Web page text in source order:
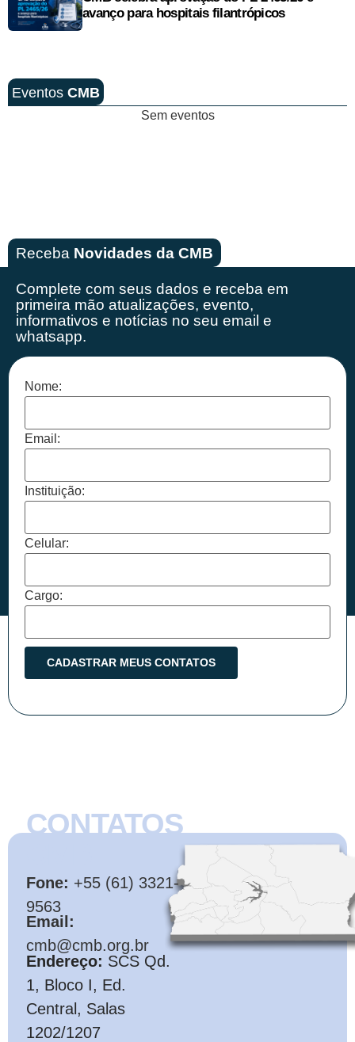
avanço para hospitais filantrópicos
Eventos CMB
Sem eventos
Receba Novidades da CMB
Complete com seus dados e receba em
primeira mão atualizações, evento,
informativos e notícias no seu email e
whatsapp.
Nome:
Email:
Instituição:
Celular:
Cargo:
CONTATOS
Fone: +55 (61) 3321-
9563
Email:
cmb@cmb.org.br
Endereço: SCS Qd.
1, Bloco I, Ed.
Central, Salas
1202/1207